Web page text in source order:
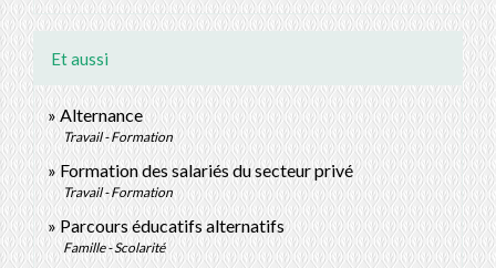
Et aussi
Alternance
Travail - Formation
Formation des salariés du secteur privé
Travail - Formation
Parcours éducatifs alternatifs
Famille - Scolarité